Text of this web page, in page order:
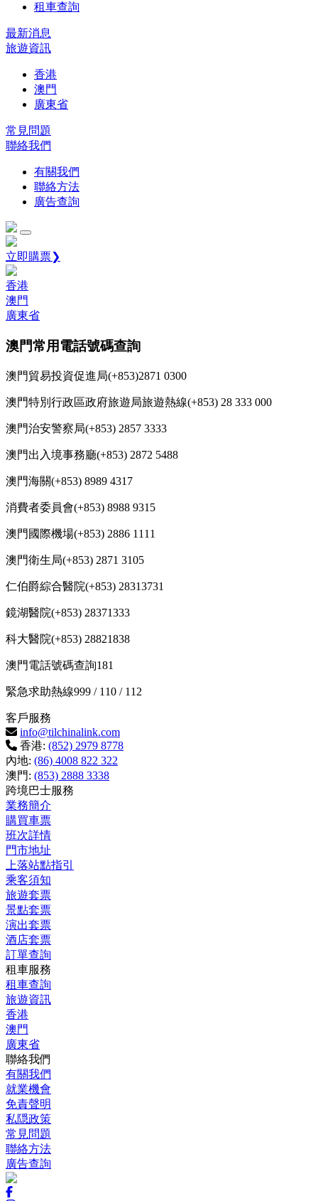
租車查詢
最新消息
旅遊資訊
香港
澳門
廣東省
常見問題
聯絡我們
有關我們
聯絡方法
廣告查詢
立即購票❯
香港
澳門
廣東省
澳門常用電話號碼查詢
澳門貿易投資促進局(+853)2871 0300
澳門特別行政區政府旅遊局旅遊熱線(+853) 28 333 000
澳門治安警察局(+853) 2857 3333
澳門出入境事務廳(+853) 2872 5488
澳門海關(+853) 8989 4317
消費者委員會(+853) 8988 9315
澳門國際機場(+853) 2886 1111
澳門衛生局(+853) 2871 3105
仁伯爵綜合醫院(+853) 28313731
鏡湖醫院(+853) 28371333
科大醫院(+853) 28821838
澳門電話號碼查詢181
緊急求助熱線999 / 110 / 112
客戶服務
info@tilchinalink.com
香港: (852) 2979 8778
內地: (86) 4008 822 322
澳門: (853) 2888 3338
跨境巴士服務
業務簡介
購買車票
班次詳情
門市地址
上落站點指引
乘客須知
旅遊套票
景點套票
演出套票
酒店套票
訂單查詢
租車服務
租車查詢
旅遊資訊
香港
澳門
廣東省
聯絡我們
有關我們
就業機會
免責聲明
私隠政策
常見問題
聯絡方法
廣告查詢